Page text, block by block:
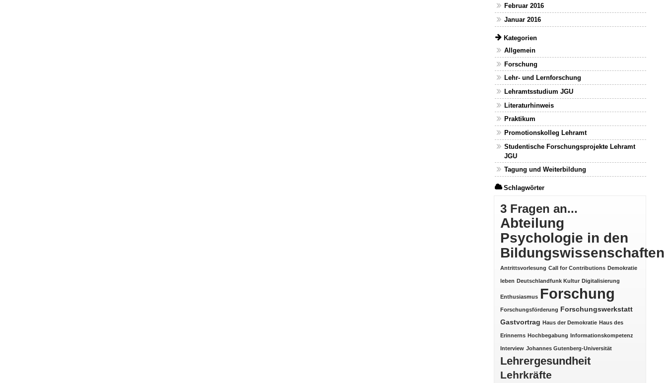
Februar 2016
Januar 2016
Kategorien
Allgemein
Forschung
Lehr- und Lernforschung
Lehramtsstudium JGU
Literaturhinweis
Praktikum
Promotionskolleg Lehramt
Studentische Forschungsprojekte Lehramt
JGU
Tagung und Weiterbildung
Schlagwörter
3 Fragen an...
Abteilung
Psychologie in den
Bildungswissenschaften
Antrittsvorlesung Call for Contributions Demokratie
leben Deutschlandfunk Kultur Digitalisierung
Enthusiasmus Forschung
Forschungsförderung
Forschungswerkstatt
Gastvortrag Haus der Demokratie Haus des
Erinnerns Hochbegabung Informationskompetenz
Interview Johannes Gutenberg-Universität
Lehrergesundheit
Lehrkräfte